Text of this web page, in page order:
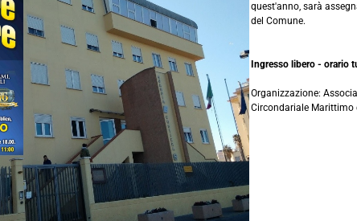
quest'anno, sarà
del Comune.
Ingresso libero - orario
Organizzazione:
Circondariale Marittimo